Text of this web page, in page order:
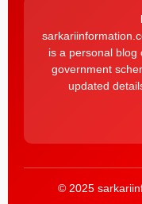
is a personal blog
government
updated
© 2025